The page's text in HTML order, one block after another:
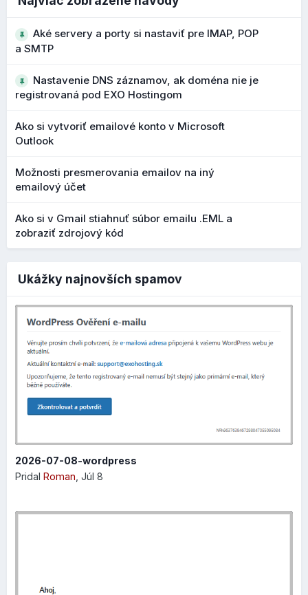
mailmi
Vylepšený editor štýlov a farieb
V nasledujúcej verzii 10.198.0bol dokončený lepší vizuál
samotného editora štýlov a farieb. Režim návrhu v editore
intuitívnejší spôsob ovládania vzhľadu a stránky.
ovládacím prvkom návrhu teraz môžete robiť rozhodnutia o
štýle s väčšou istotou a s menšou námahou.
Kľúčové výhody nového dizajnu:
moderné a ľahko ovládateľné rozhranie režimu
návrhu
výber kombinácií typografie
okamžité skontrolovanie rozloženia prvkov na
stránke
rýchlejší prístup k vlastným farbám, takže teraz si
môžete farby vybrať a použiť hneď bez toho, aby st
museli prechádzať celou paletou
Aké servery a porty si nastaviť pre IMAP, POP
a SMTP
Nastavenie DNS záznamov, ak doména nie je
registrovaná pod EXO Hostingom
Ako si vytvoriť emailové konto v Microsoft
Outlook
Možnosti presmerovania emailov na iný
emailový účet
Ako si v Gmail stiahnuť súbor emailu .EML a
zobraziť zdrojový kód
Ukážky najnovších spamov
2026-07-08-wordpress
Pridal Roman Júl 8